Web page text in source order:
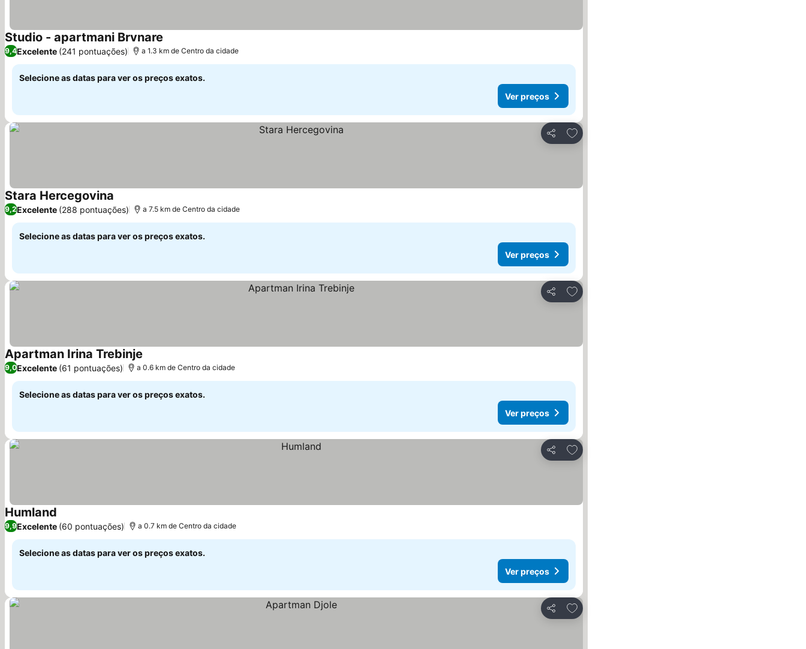
Studio - apartmani Brvnare
9,4Excelente (241 pontuações) a 1.3 km de Centro da cidade
Selecione as datas para ver os preços exatos.
Ver preços
Partilhar
Adicionar aos favoritos
Stara Hercegovina Ver preços
9,2Excelente (288 pontuações) a 7.5 km de Centro da cidade
Selecione as datas para ver os preços exatos.
Ver preços
Partilhar
Adicionar aos favoritos
Apartman Irina Trebinje
9,0Excelente (61 pontuações) a 0.6 km de Centro da cidade
Selecione as datas para ver os preços exatos.
Ver preços
Partilhar
Adicionar aos favoritos
Humland
9,9Excelente (60 pontuações) a 0.7 km de Centro da cidade
Selecione as datas para ver os preços exatos.
Ver preços
Partilhar
Adicionar aos favoritos